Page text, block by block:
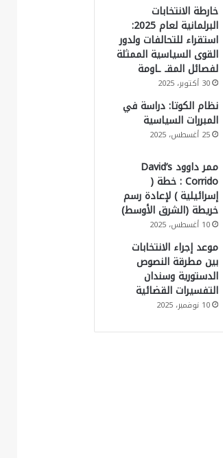
خارطة الانتخابات
البرلمانية لعام 2025:
استقراء للتحالفات ولدور
القوى السياسية الممثلة
لفصائل المقـ ـاومة
30 أكتوبر، 2025
نظام الكوتا: دراسة في
المبررات السياسية
25 أغسطس، 2025
ممر داوود David’s
Corrido : خطة (
إسرائيلية ) لإعادة رسم
خريطة (الشرق الأوسط)
10 أغسطس، 2025
موعد إجراء الانتخابات
بين مطرقة النصوص
الدستورية وسندان
التفسيرات القضائية
10 نوفمبر، 2025